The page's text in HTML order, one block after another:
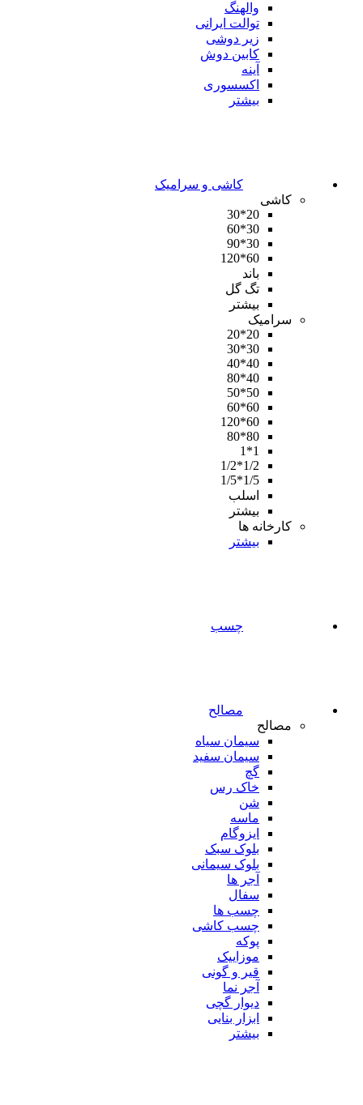
والهنگ
توالت ایرانی
زیر دوشی
کابین دوش
آینه
اکسسوری
بیشتر
کاشی و سرامیک
کاشی
20*30
30*60
30*90
60*120
باند
تگ گل
بیشتر
سرامیک
20*20
30*30
40*40
40*80
50*50
60*60
60*120
80*80
1*1
1/2*1/2
1/5*1/5
اسلب
بیشتر
کارخانه ها
بیشتر
چسب
مصالح
مصالح
سیمان سیاه
سیمان سفید
گچ
خاک رس
شن
ماسه
ایزوگام
بلوک سبک
بلوک سیمانی
آجر ها
سفال
چسب ها
چسب کاشی
پوکه
موزاییک
قیر و گونی
آجر نما
دیوار گچی
ابزار بنایی
بیشتر